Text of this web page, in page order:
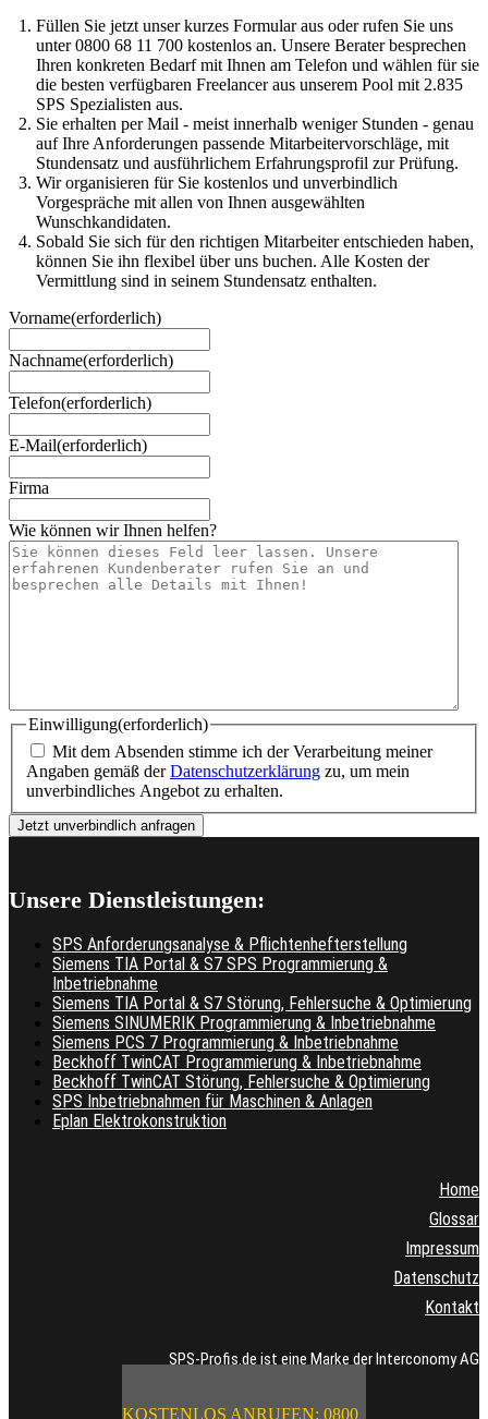
Füllen Sie jetzt unser kurzes Formular aus oder rufen Sie uns
unter 0800 68 11 700 kostenlos an. Unsere Berater besprechen
Ihren konkreten Bedarf mit Ihnen am Telefon und wählen für sie
die besten verfügbaren Freelancer aus unserem Pool mit 2.835
SPS Spezialisten aus.
Sie erhalten per Mail - meist innerhalb weniger Stunden - genau
auf Ihre Anforderungen passende Mitarbeitervorschläge, mit
Stundensatz und ausführlichem Erfahrungsprofil zur Prüfung.
Wir organisieren für Sie kostenlos und unverbindlich
Vorgespräche mit allen von Ihnen ausgewählten
Wunschkandidaten.
Sobald Sie sich für den richtigen Mitarbeiter entschieden haben,
können Sie ihn flexibel über uns buchen. Alle Kosten der
Vermittlung sind in seinem Stundensatz enthalten.
Vorname(erforderlich)
Nachname(erforderlich)
Telefon(erforderlich)
E-Mail(erforderlich)
Firma
Wie können wir Ihnen helfen?
Einwilligung(erforderlich)
Mit dem Absenden stimme ich der Verarbeitung meiner
Angaben gemäß derDatenschutzerklärung zu, um mein
unverbindliches Angebot zu erhalten.
KOSTENLOS ANRUFEN: 0800
Unsere Dienstleistungen:
SPS Anforderungsanalyse & Pflichtenhefterstellung
Siemens TIA Portal & S7 SPS Programmierung &
Inbetriebnahme
Siemens TIA Portal & S7 Störung, Fehlersuche & Optimierung
Siemens SINUMERIK Programmierung & Inbetriebnahme
Siemens PCS 7 Programmierung & Inbetriebnahme
Beckhoff TwinCAT Programmierung & Inbetriebnahme
Beckhoff TwinCAT Störung, Fehlersuche & Optimierung
SPS Inbetriebnahmen für Maschinen & Anlagen
Eplan Elektrokonstruktion
Home
Glossar
Impressum
Datenschutz
Kontakt
SPS-Profis.de ist eine Marke der Interconomy AG